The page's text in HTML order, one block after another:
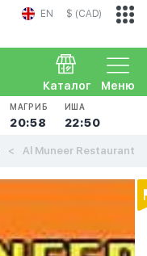
EN $ (CAD)
Меню
Каталог
МАГРИБ
20:58
ИША
22:50
Al Muneer Restaurant